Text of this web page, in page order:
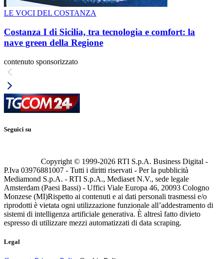
LE VOCI DEL COSTANZA
Costanza I di Sicilia, tra tecnologia e comfort: la
nave green della Regione
contenuto sponsorizzato
Seguici su
Copyright © 1999-2026 RTI S.p.A. Business Digital -
P.Iva 03976881007 - Tutti i diritti riservati - Per la pubblicità
Mediamond S.p.A. - RTI S.p.A., Mediaset N.V., sede legale
Amsterdam (Paesi Bassi) - Uffici Viale Europa 46, 20093 Cologno
Monzese (MI)Rispetto ai contenuti e ai dati personali trasmessi e/o
riprodotti è vietata ogni utilizzazione funzionale all’addestramento di
sistemi di intelligenza artificiale generativa. È altresì fatto divieto
espresso di utilizzare mezzi automatizzati di data scraping.
Legal